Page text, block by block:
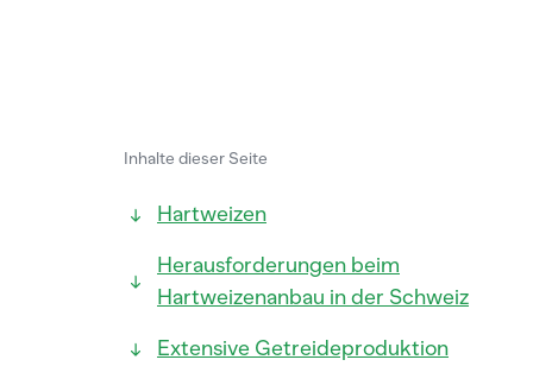
Inhalte dieser Seite
Hartweizen
Herausforderungen beim
Hartweizenanbau in der Schweiz
Extensive Getreideproduktion